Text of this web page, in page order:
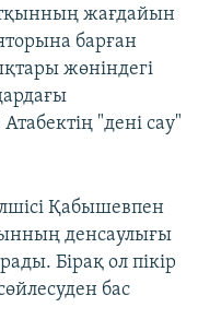
жағдайын
барған
жөніндегі
"дені сау"
Қабышевпен
денсаулығы
Бірақ ол пікір
бас